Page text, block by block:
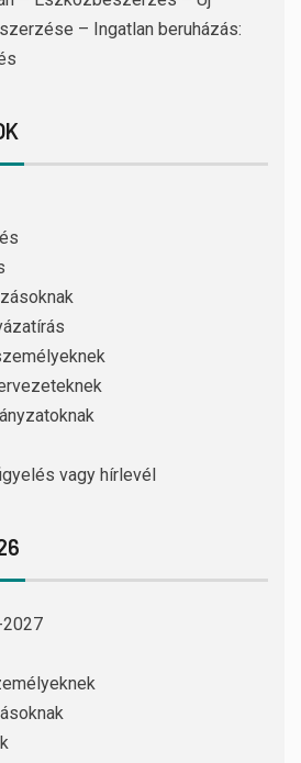
– Ingatlan beruházás:
vagy hírlevél
2027